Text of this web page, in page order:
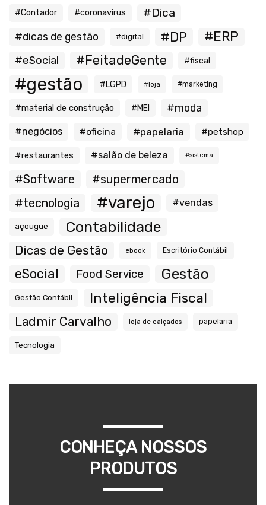
#Contador #coronavírus #Dica
#dicas de gestão #digital #DP #ERP
#eSocial #FeitadeGente #fiscal
#gestão #LGPD #loja #marketing
#material de construção #MEI #moda
#negócios #oficina #papelaria #petshop
#restaurantes #salão de beleza #sistema
#Software
#supermercado
#tecnologia
#varejo #vendas
açougue Contabilidade
Dicas de Gestão ebook Escritório Contábil
eSocial Food Service Gestão
Gestão Contábil Inteligência Fiscal
Ladmir Carvalho loja de calçados papelaria
Tecnologia
CONHEÇA NOSSOS
PRODUTOS